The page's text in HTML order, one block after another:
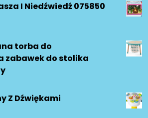
I Niedźwiedź 075850
torba do
zabawek do stolika
Z Dźwiękami